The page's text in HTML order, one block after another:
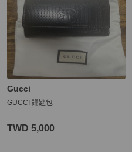
Gucci
GUCCI 鑰匙包
TWD 5,000